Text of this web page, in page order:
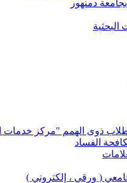
دمنهور
البحثية
ذوى الهمم "مركز خدمات
الفساد
( ورقي ، إلكتروني )